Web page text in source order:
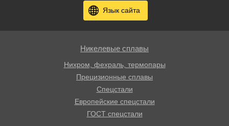
Язык сайта
Никелевые сплавы
Нихром, фехраль, термопары
Прецизионные сплавы
Спецстали
Европейские спецстали
ГОСТ спецстали